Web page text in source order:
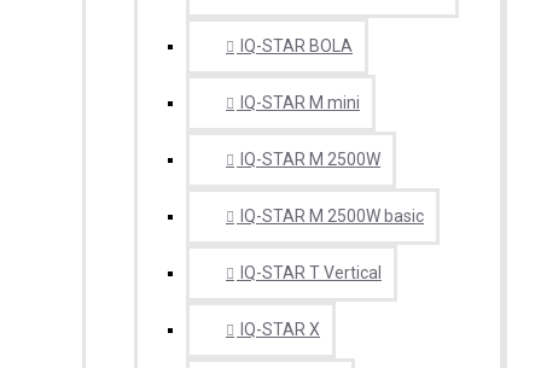
IQ-STAR BOLA
IQ-STAR M mini
IQ-STAR M 2500W
IQ-STAR M 2500W basic
IQ-STAR T Vertical
IQ-STAR X